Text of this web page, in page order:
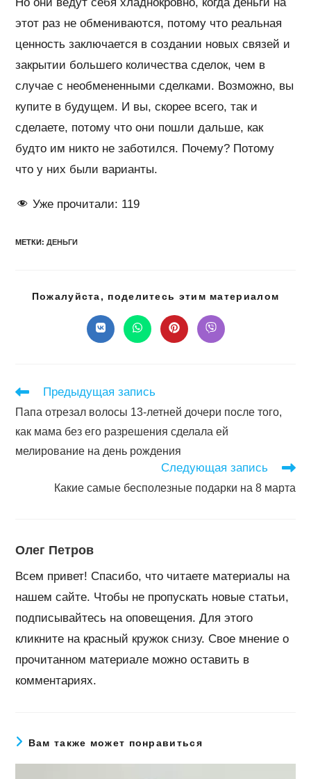
этот раз не обмениваются, потому что реальная
ценность заключается в создании новых связей и
закрытии большего количества сделок, чем в
случае с необмененными сделками. Возможно, вы
купите в будущем. И вы, скорее всего, так и
сделаете, потому что они пошли дальше, как
будто им никто не заботился. Почему? Потому
что у них были варианты.
Уже прочитали: 119
МЕТКИ:ДЕНЬГИ
Пожалуйста, поделитесь этим материалом
Открывается
в
Открывается
в
Открывается
в
Открывается
в
Читать
статьи
Предыдущая запись
Папа отрезал волосы 13-летней дочери после того,
как мама без его разрешения сделала ей
мелирование на день рождения
Следующая запись
Какие самые бесполезные подарки на 8 марта
Олег Петров
Всем привет! Спасибо, что читаете материалы на
нашем сайте. Чтобы не пропускать новые статьи,
подписывайтесь на оповещения. Для этого
кликните на красный кружок снизу. Свое мнение о
прочитанном материале можно оставить в
комментариях.
Вам также может понравиться